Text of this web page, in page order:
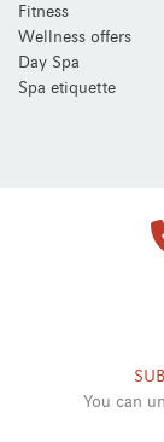
Fitness
Wellness offers
Day Spa
Spa etiquette
You can